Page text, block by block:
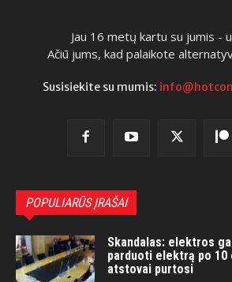
Jau 16 metų kartu su jumis -
Ačiū jums, kad palaikote
Susisiekite su mumis:
POPULIARŪS ĮRAŠAI
Skandalas: elektros
parduoti elektrą po 10
atstovai purtosi